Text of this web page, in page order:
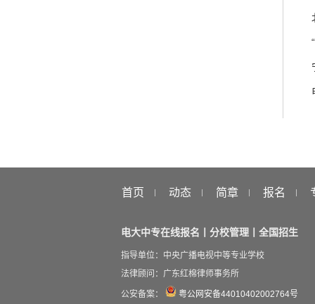
首页 动态 简章 报名
电大中专在线报名丨分校管理丨全国招生
指导单位：中央广播电视中等专业学校
法律顾问：广东红棉律师事务所
公安备案：
粤公网安备44010402002764号